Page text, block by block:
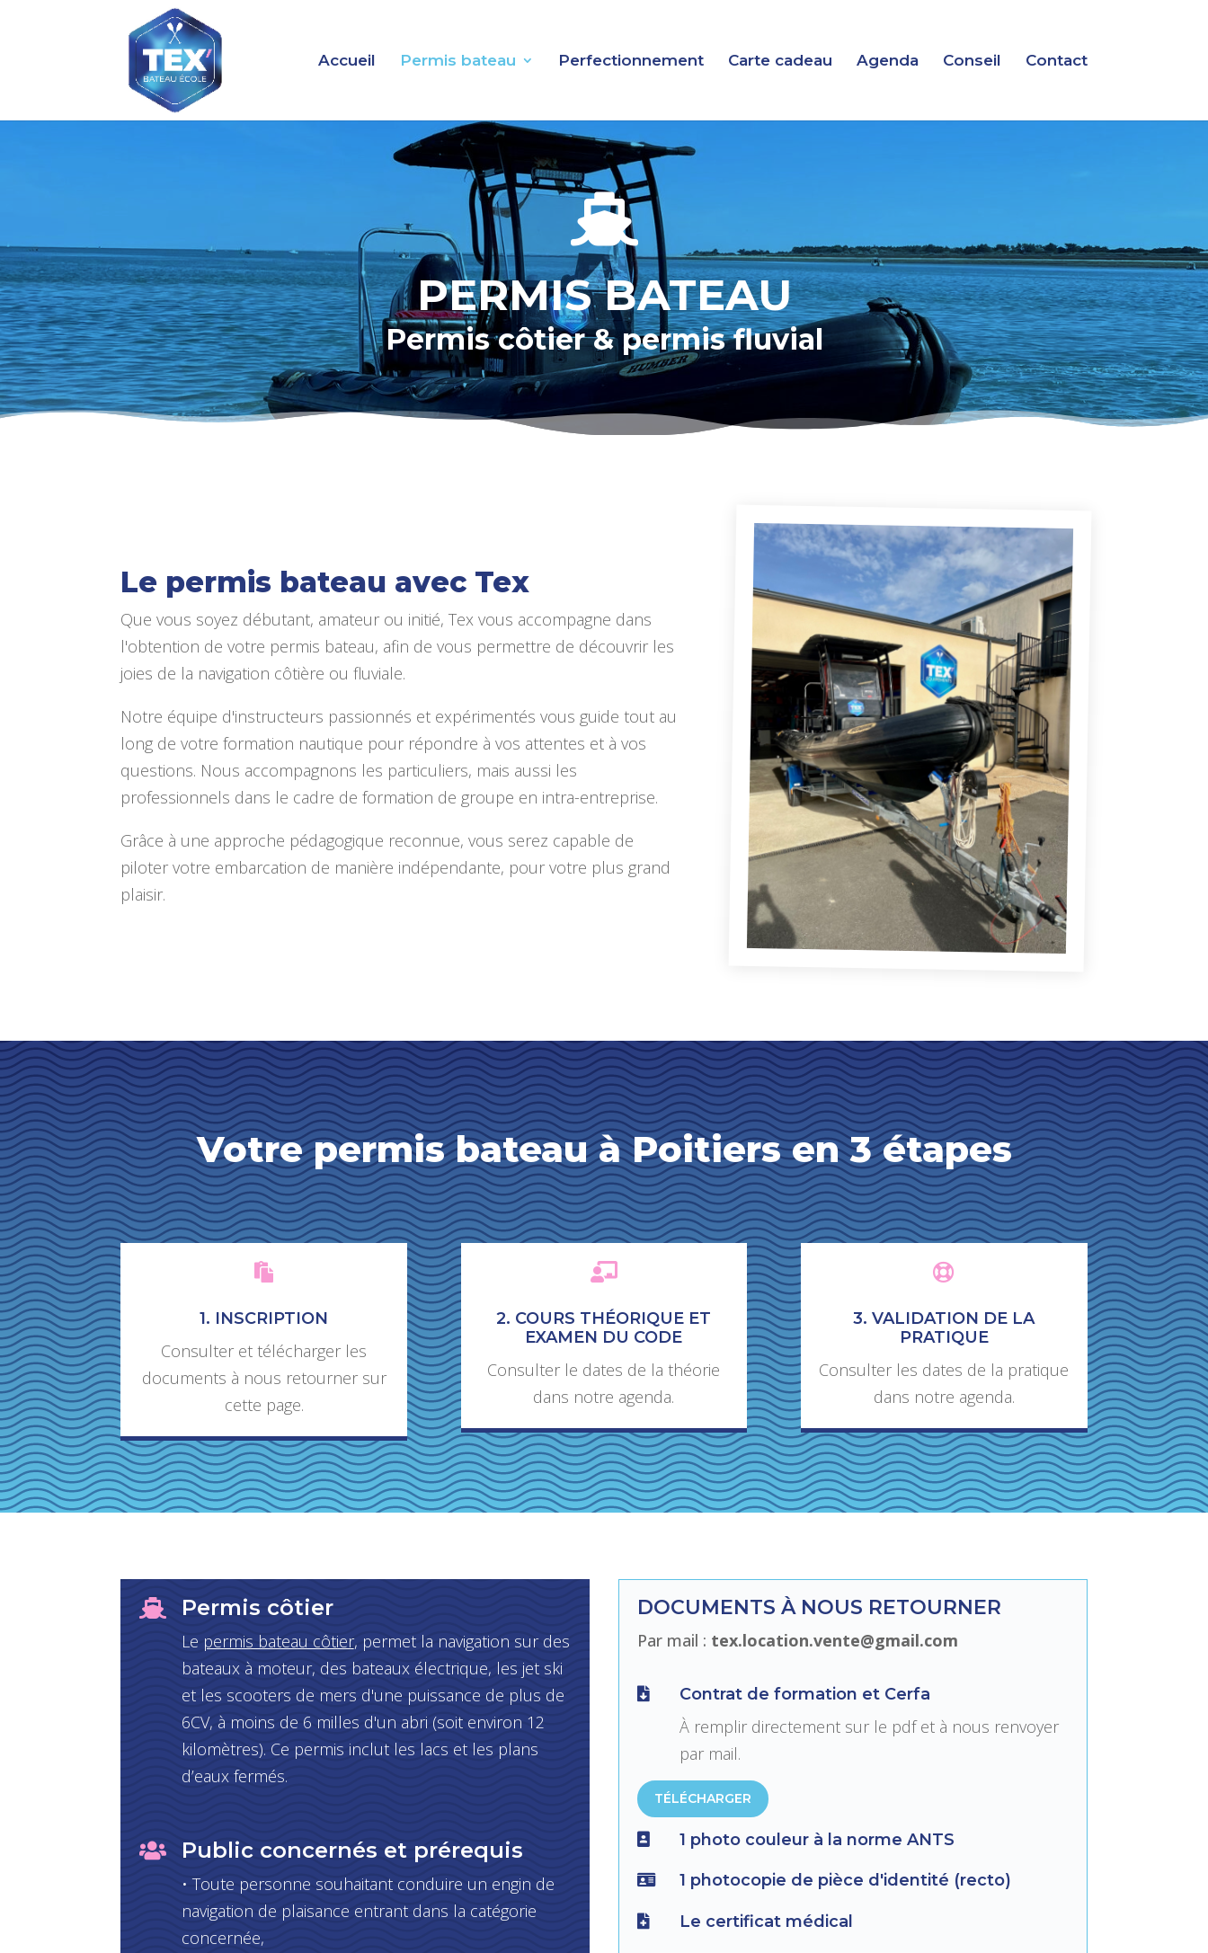
Accueil Permis bateau Perfectionnement Carte cadeau Agenda Conseil Contact

PERMIS BATEAU
Permis côtier & permis fluvial
Le permis bateau avec Tex
Que vous soyez débutant, amateur ou initié, Tex vous accompagne dans
l'obtention de votre permis bateau, afin de vous permettre de découvrir les
joies de la navigation côtière ou fluviale.
Notre équipe d'instructeurs passionnés et expérimentés vous guide tout au
long de votre formation nautique pour répondre à vos attentes et à vos
questions. Nous accompagnons les particuliers, mais aussi les
professionnels dans le cadre de formation de groupe en intra-entreprise.
Grâce à une approche pédagogique reconnue, vous serez capable de
piloter votre embarcation de manière indépendante, pour votre plus grand
plaisir.
Votre permis bateau à Poitiers en 3 étapes

1. INSCRIPTION
Consulter et télécharger les
documents à nous retourner sur
cette page.

2. COURS THÉORIQUE ET
EXAMEN DU CODE
Consulter le dates de la théorie
dans notre agenda.

3. VALIDATION DE LA
PRATIQUE
Consulter les dates de la pratique
dans notre agenda.
 Permis côtier
Le permis bateau côtier, permet la navigation sur des
bateaux à moteur, des bateaux électrique, les jet ski
et les scooters de mers d'une puissance de plus de
6CV, à moins de 6 milles d'un abri (soit environ 12
kilomètres). Ce permis inclut les lacs et les plans
d’eaux fermés.
 Public concernés et prérequis
• Toute personne souhaitant conduire un engin de
navigation de plaisance entrant dans la catégorie
concernée,
DOCUMENTS À NOUS RETOURNER
Par mail : tex.location.vente@gmail.com
 Contrat de formation et Cerfa
À remplir directement sur le pdf et à nous renvoyer
par mail.
TÉLÉCHARGER
 1 photo couleur à la norme ANTS
 1 photocopie de pièce d'identité (recto)
 Le certificat médical